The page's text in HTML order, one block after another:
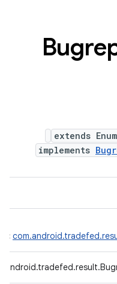
extends
implements
>